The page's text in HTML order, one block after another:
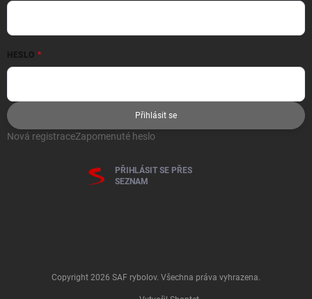
HESLO
Přihlásit se
Nová registraceZapomenuté heslo
PŘIHLÁSIT SE PŘES
SEZNAM
Copyright 2026 SAF rybolov. Všechna práva vyhrazena.